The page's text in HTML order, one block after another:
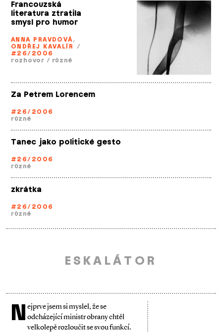
Francouzská
literatura ztratila
smysl pro humor
ANNA PRAVDOVÁ,
ONDŘEJ KAVALÍR /
#26/2006
rozhovor / různé
Za Petrem Lorencem
#26/2006
různé
Tanec jako politické gesto
#26/2006
různé
zkrátka
#26/2006
různé
ESKALÁTOR
N
ejprve jsem si myslel, že se
odcházející ministr obrany chtěl
velkolepě rozloučit se svou funkcí.